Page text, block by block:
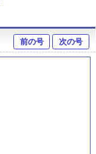
前の号 次の号